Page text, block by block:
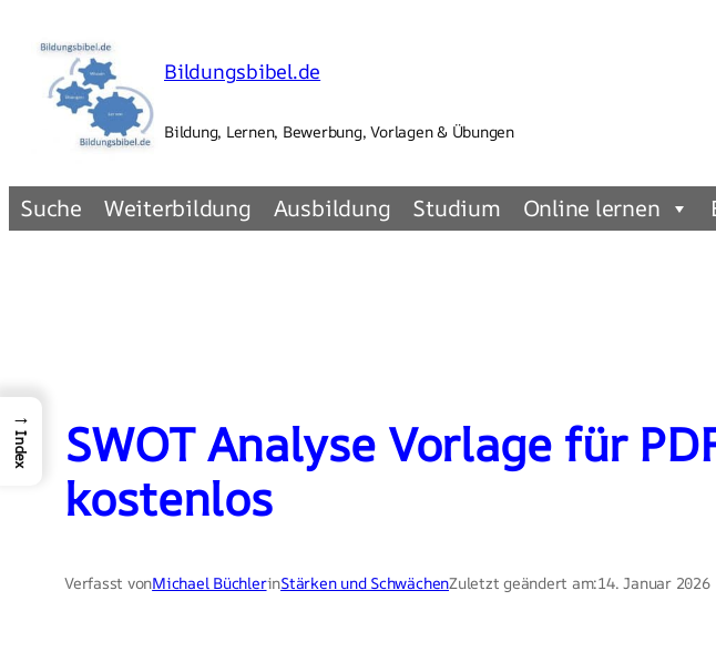
Inhalt
springen
Bildungsbibel.de
Bildung, Lernen, Bewerbung, Vorlagen & Übungen
Suche Weiterbildung Ausbildung Studium Online lernen
SWOT Analyse Vorlage für
kostenlos
Verfasst vonMichael BüchlerinStärken und SchwächenZuletzt geändert am:14. Januar 2026
→
Index